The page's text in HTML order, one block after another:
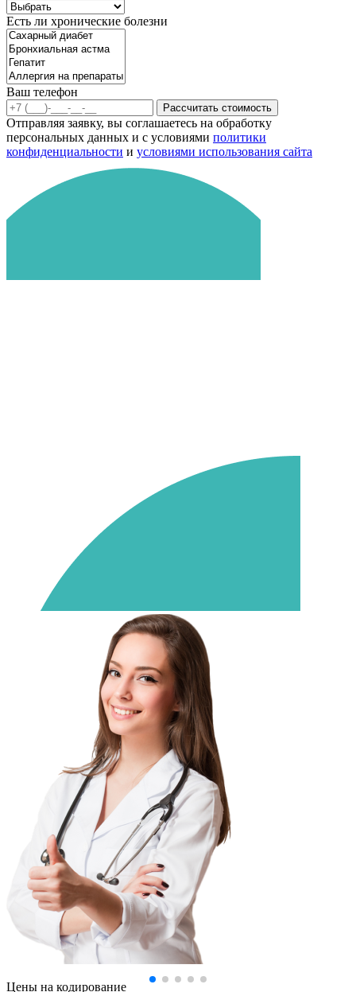
Есть ли хронические болезни
Ваш телефон
Рассчитать стоимость
Отправляя заявку, вы соглашаетесь на обработку
персональных данных и с условиями политики
конфиденциальности и условиями использования сайта
Цены на кодирование